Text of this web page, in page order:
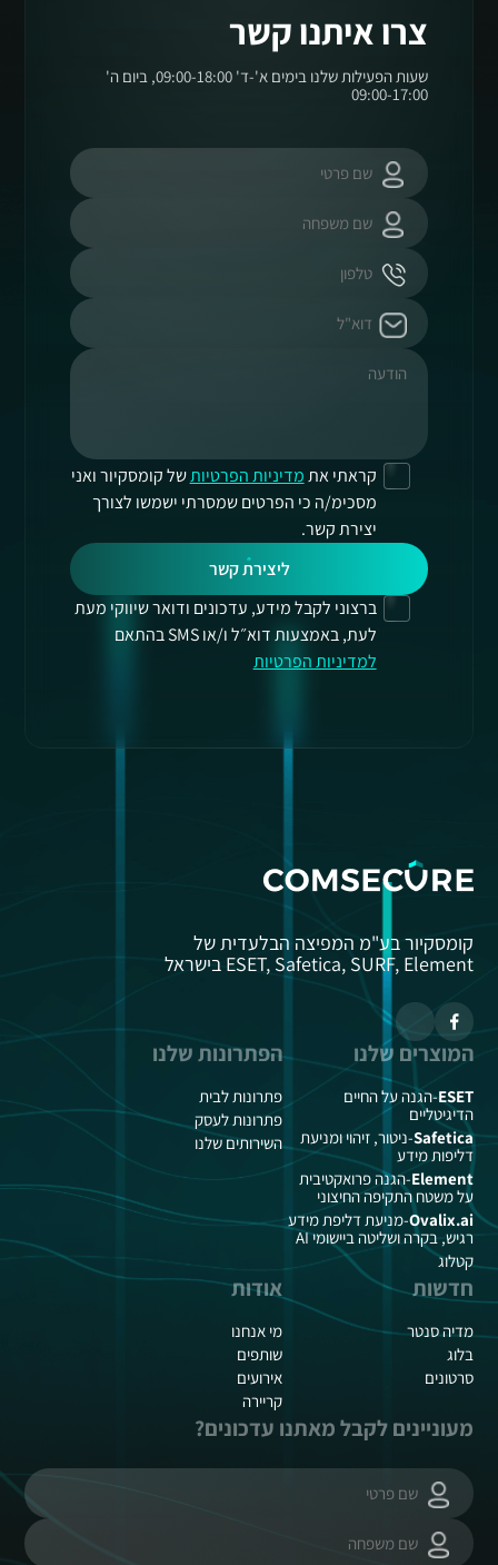
צרו איתנו קשר
שעות הפעילות שלנו בימים א'-ד' 09:00-18:00, ביום ה'
09:00-17:00
קראתי אתמדיניות הפרטיותשל קומסקיור ואני
מסכימ/ה כי הפרטים שמסרתי ישמשו לצורך
יצירת קשר.
ליצירת קשר
ברצוני לקבל מידע, עדכונים ודואר שיווקי מעת
לעת, באמצעות דוא״ל ו/או SMS בהתאם
למדיניות הפרטיות
קומסקיור בע"מ המפיצה הבלעדית של
ESET, Safetica, SURF, Element בישראל
המוצרים שלנו
ESET-הגנה על החיים
הדיגיטליים
Safetica-ניטור, זיהוי ומניעת
דליפות מידע
Element-הגנה פרואקטיבית
על משטח התקיפה החיצוני
Ovalix.ai-מניעת דליפת מידע
רגיש, בקרה ושליטה ביישומי AI
קטלוג
הפתרונות שלנו
פתרונות לבית
פתרונות לעסק
השירותים שלנו
חדשות
מדיה סנטר
בלוג
סרטונים
אודות
מי אנחנו
שותפים
אירועים
קריירה
מעוניינים לקבל מאתנו עדכונים?